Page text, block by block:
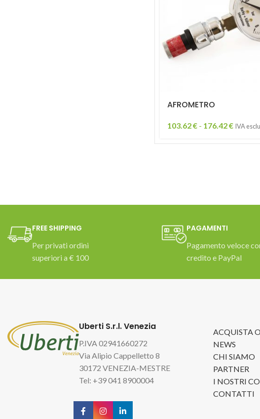
AFROMETRO
103.62€ - 176.42€ IVA
FREE SHIPPING
Per privati ordini
superiori a € 100
PAGAMENTI
Pagamento veloce
credito e PayPal
Uberti S.r.l. Venezia
P.IVA 02941660272
Via Alipio Cappelletto 8
30172 VENEZIA-MESTRE
Tel: +39 041 8900004
ACQUISTA
NEWS
CHI SIAMO
PARTNER
I NOSTRI
CONTATTI